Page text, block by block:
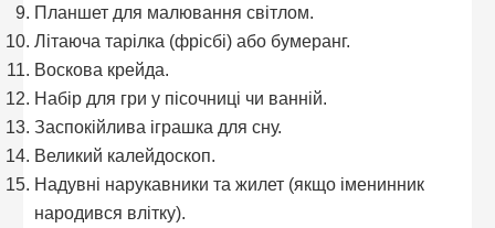
Планшет для малювання світлом.
Літаюча тарілка (фрісбі) або бумеранг.
Воскова крейда.
Набір для гри у пісочниці чи ванній.
Заспокійлива іграшка для сну.
Великий калейдоскоп.
Надувні нарукавники та жилет (якщо іменинник
народився влітку).